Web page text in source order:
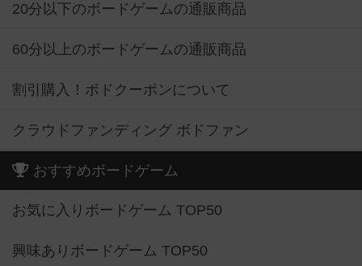
20分以下のボードゲームの通販商品
60分以上のボードゲームの通販商品
割引購入！ボドクーポンについて
クラウドファンディング ボドファン
おすすめボードゲーム
お気に入りボードゲーム TOP50
興味ありボードゲーム TOP50